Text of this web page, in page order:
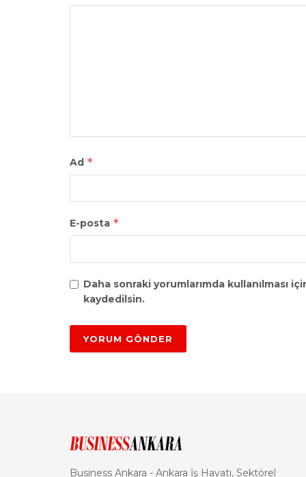
Ad *
E-posta *
Daha sonraki yorumlarımda kullanılması
kaydedilsin.
Business Ankara - Ankara İş Hayatı, Sektörel